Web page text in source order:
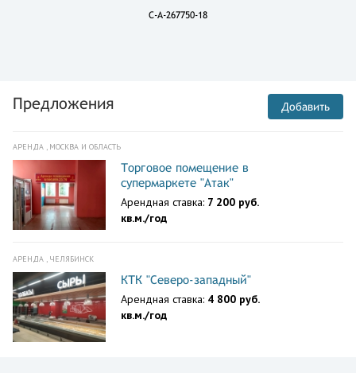
C-A-267750-18
Предложения Добавить
АРЕНДА , МОСКВА И ОБЛАСТЬ
Торговое помещение в
супермаркете "Атак"
Арендная ставка: 7 200 руб.
кв.м./год
АРЕНДА , ЧЕЛЯБИНСК
КТК "Северо-западный"
Арендная ставка: 4 800 руб.
кв.м./год